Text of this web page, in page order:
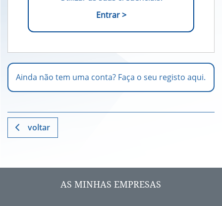
Entrar >
Ainda não tem uma conta? Faça o seu registo aqui.
voltar
AS MINHAS EMPRESAS